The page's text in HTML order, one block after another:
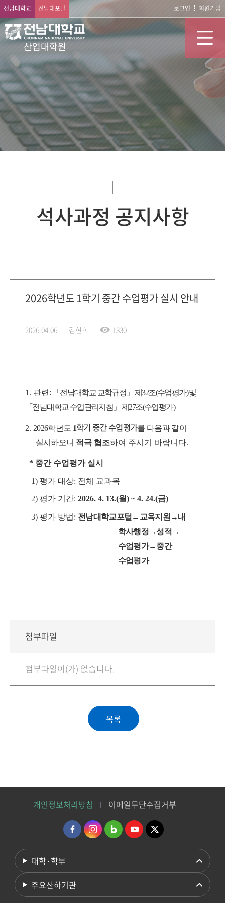
전남대학교 전남대포털 로그인 회원가입
산업대학원
석사과정 공지사항
2026학년도 1학기 중간 수업평가 실시 안내
2026.04.06 김현희 1330
1. 관련 : 「 전남대학교 교학규정 」제32조(수업평가)및
「 전남대학교 수업관리지침 」제 27조(수업평가)
2. 2026학년도 1학기 중간 수업평가를 다음과 같이
실시하오니 적극 협조하여 주시기 바랍니다.
* 중간 수업평가 실시
1) 평가 대상: 전체 교과목
2) 평가 기간: 2026. 4. 13.(월) ~ 4. 24.(금)
3) 평가 방법: 전남대학교포털 → 교육지원 →내
학사행정→성적 →
수업평가→중간
수업평가
첨부파일
첨부파일이(가) 없습니다.
개인정보처리방침 이메일무단수집거부
대학·학부
주요산하기관